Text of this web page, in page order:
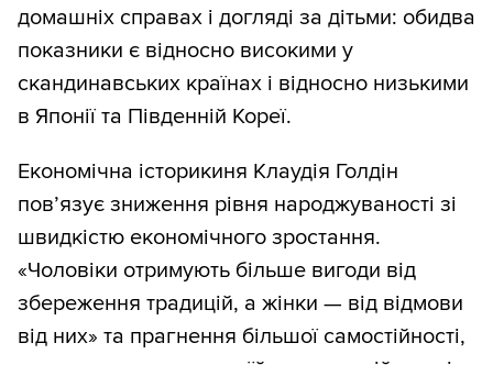
домашніх справах і догляді за дітьми: обидва
показники є відносно високими у
скандинавських країнах і відносно низькими
в Японії та Південній Кореї.
Економічна історикиня Клаудія Голдін
пов’язує зниження рівня народжуваності зі
швидкістю економічного зростання.
«Чоловіки отримують більше вигоди від
збереження традицій, а жінки — від відмови
від них» та прагнення більшої самостійності,